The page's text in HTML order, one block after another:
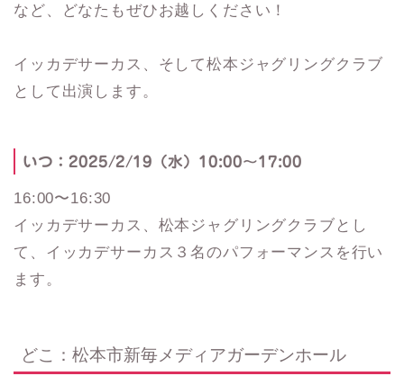
など、どなたもぜひお越しください！
イッカデサーカス、そして松本ジャグリングクラブ
として出演します。
いつ：2025/2/19（水）10:00〜17:00
16:00〜16:30
イッカデサーカス、松本ジャグリングクラブとし
て、イッカデサーカス３名のパフォーマンスを行い
ます。
どこ：松本市新毎メディアガーデンホール